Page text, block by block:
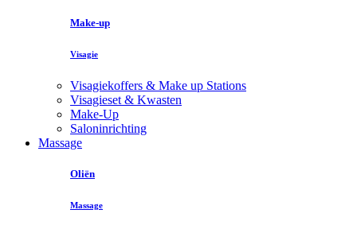
Make-up
Visagie
Visagiekoffers & Make up Stations
Visagieset & Kwasten
Make-Up
Saloninrichting
Massage
Oliën
Massage